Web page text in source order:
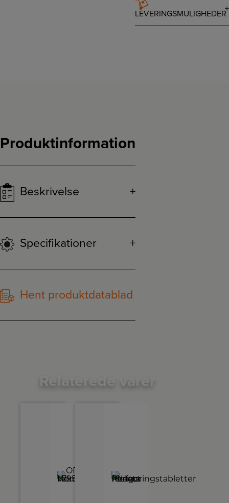
LEVERINGSMULIGHEDER
Produktinformation
Beskrivelse
Specifikationer
Hent produktdatablad
Relaterede varer